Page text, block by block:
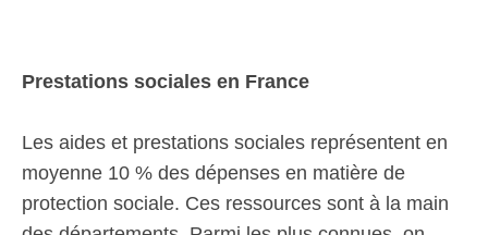
Prestations sociales en France
Les aides et prestations sociales représentent en
moyenne 10 % des dépenses en matière de
protection sociale. Ces ressources sont à la main